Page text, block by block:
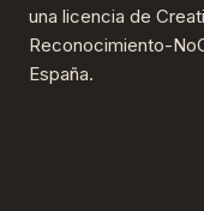
una licencia de
Reconocimiento-
España.